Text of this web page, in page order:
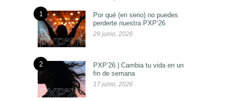
1
Por qué (en serio) no puedes
perderte nuestra PXP’26
29 junio, 2026
2
PXP’26 | Cambia tu vida en un
fin de semana
17 junio, 2026